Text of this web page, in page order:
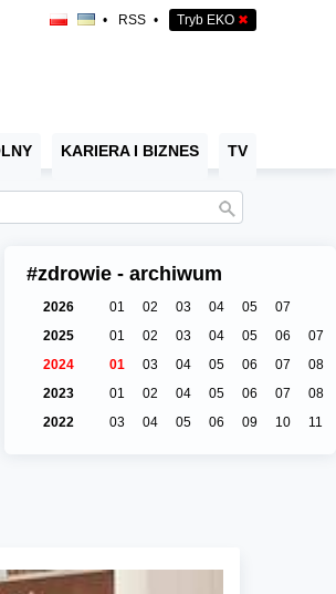
• RSS • Tryb EKO ✖
KARIERA I BIZNES TV
#zdrowie - archiwum
2026 01 02 03 04 05
07
2025
01 02 03 04 05 06
07
2024
01 03 04 05 06 07
08
2023
01 02 04 05 06 07
08
2022
03 04 05 06 09 10 11